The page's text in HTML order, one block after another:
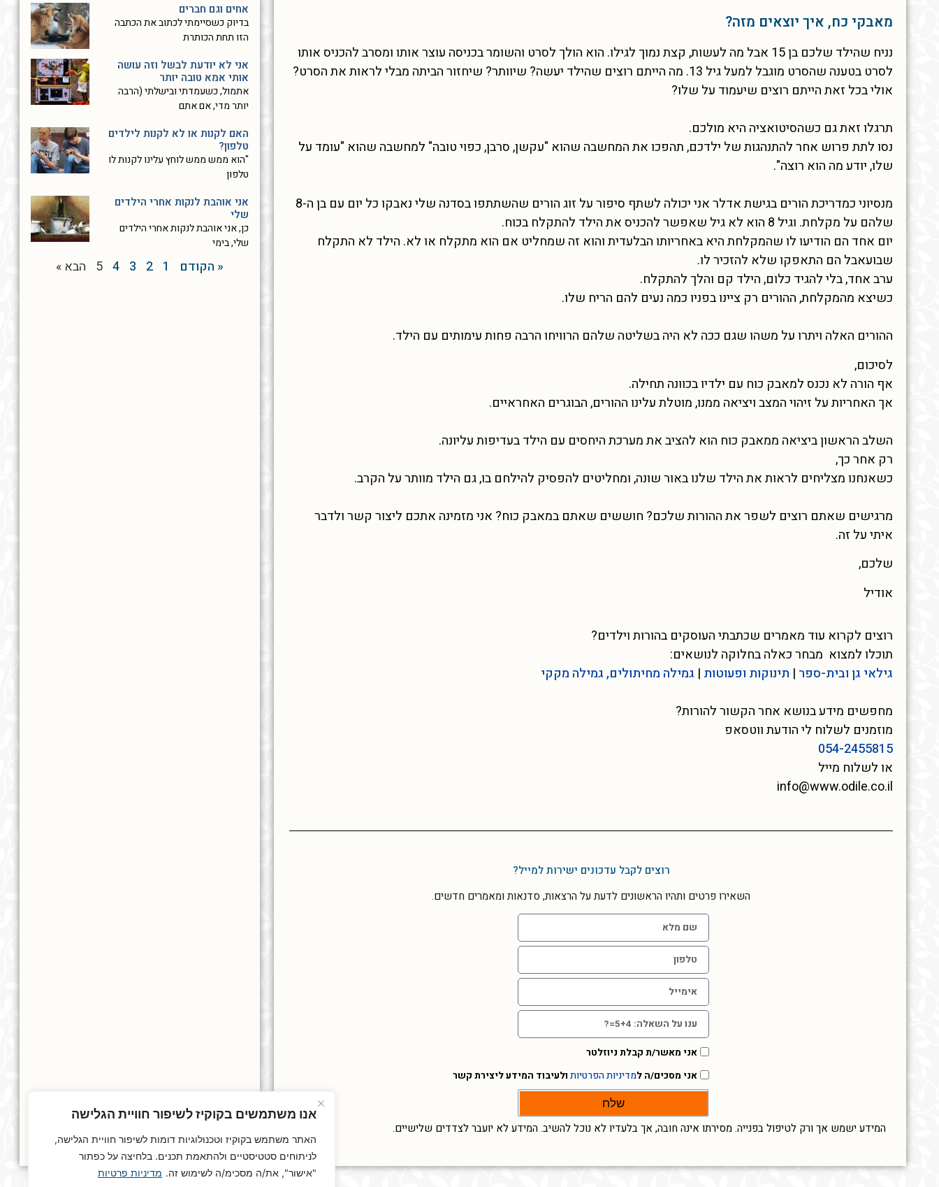
אנו משתמשים בקוקיז לשיפור חוויית הגלישה
האתר משתמש בקוקיז וטכנולוגיות דומות לשיפור חוויית הגלישה,
לניתוחים סטטיסטיים ולהתאמת תכנים. בלחיצה על כפתור
"אישור", את/ה מסכימ/ה לשימוש זה. מדיניות פרטיות
מאבקי כח, איך יוצאים מזה?
נניח שהילד שלכם בן 15 אבל מה לעשות, קצת נמוך לגילו. הוא הולך לסרט והשומר בכניסה עוצר אותו ומסרב להכניס אותו
לסרט בטענה שהסרט מוגבל למעל גיל 13. מה הייתם רוצים שהילד יעשה? שיוותר? שיחזור הביתה מבלי לראות את הסרט?
אולי בכל זאת הייתם רוצים שיעמוד על שלו?
תרגלו זאת גם כשהסיטואציה היא מולכם.
נסו לתת פרוש אחר להתנהגות של ילדכם, תהפכו את המחשבה שהוא "עקשן, סרבן, כפוי טובה" למחשבה שהוא "עומד על
שלו, יודע מה הוא רוצה".
מנסיוני כמדריכת הורים בגישת אדלר אני יכולה לשתף סיפור על זוג הורים שהשתתפו בסדנה שלי נאבקו כל יום עם בן ה-8
שלהם על מקלחת. וגיל 8 הוא לא גיל שאפשר להכניס את הילד להתקלח בכוח.
יום אחד הם הודיעו לו שהמקלחת היא באחריותו הבלעדית והוא זה שמחליט אם הוא מתקלח או לא. הילד לא התקלח
שבועאבל הם התאפקו שלא להזכיר לו.
ערב אחד, בלי להגיד כלום, הילד קם והלך להתקלח.
כשיצא מהמקלחת, ההורים רק ציינו בפניו כמה נעים להם הריח שלו.
ההורים האלה ויתרו על משהו שגם ככה לא היה בשליטה שלהם הרוויחו הרבה פחות עימותים עם הילד.
לסיכום,
אף הורה לא נכנס למאבק כוח עם ילדיו בכוונה תחילה.
אך האחריות על זיהוי המצב ויציאה ממנו, מוטלת עלינו ההורים, הבוגרים האחראיים.
השלב הראשון ביציאה ממאבק כוח הוא להציב את מערכת היחסים עם הילד בעדיפות עליונה.
רק אחר כך,
כשאנחנו מצליחים לראות את הילד שלנו באור שונה, ומחליטים להפסיק להילחם בו, גם הילד מוותר על הקרב.
מרגישים שאתם רוצים לשפר את ההורות שלכם? חוששים שאתם במאבק כוח? אני מזמינה אתכם ליצור קשר ולדבר
איתי על זה.
שלכם,
אודיל
רוצים לקרוא עוד מאמרים שכתבתי העוסקים בהורות וילדים?
תוכלו למצוא מבחר כאלה בחלוקה לנושאים:
גילאי גן ובית-ספר | תינוקות ופעוטות | גמילה מחיתולים, גמילה מקקי
מחפשים מידע בנושא אחר הקשור להורות?
מוזמנים לשלוח לי הודעת ווטסאפ
054-2455815
או לשלוח מייל
info@www.odile.co.il
רוצים לקבל עדכונים ישירות למייל?
השאירו פרטים ותהיו הראשונים לדעת על הרצאות, סדנאות ומאמרים חדשים.
אני מאשר/ת קבלת ניוזלטר
אני מסכים/ה למדיניות הפרטיות ולעיבוד המידע ליצירת קשר
שלח
המידע ישמש אך ורק לטיפול בפנייה. מסירתו אינה חובה, אך בלעדיו לא נוכל להשיב. המידע לא יועבר לצדדים שלישיים.
אחים וגם חברים
בדיוק כשסיימתי לכתוב את הכתבה
הזו תחת הכותרת
אני לא יודעת לבשל וזה עושה
אותי אמא טובה יותר
אתמול, כשעמדתי ובישלתי (הרבה
יותר מדי, אם אתם
האם לקנות או לא לקנות לילדים
טלפון?
"הוא ממש ממש לוחץ עלינו לקנות לו
טלפון
אני אוהבת לנקות אחרי הילדים
שלי
כן, אני אוהבת לנקות אחרי הילדים
שלי, בימי
« הקודם 1
2
3
4
5 הבא »